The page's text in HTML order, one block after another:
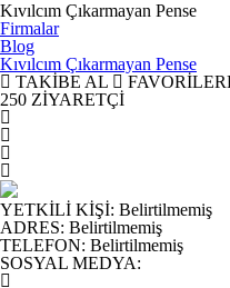
Kıvılcım Çıkarmayan Pense
Firmalar
Blog
Kıvılcım Çıkarmayan Pense
TAKİBE AL
250 ZİYARETÇİ
YETKİLİ KİŞİ: Belirtilmemiş
ADRES: Belirtilmemiş
TELEFON: Belirtilmemiş
SOSYAL MEDYA: